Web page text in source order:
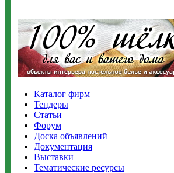
Каталог фирм
Тендеры
Статьи
Форум
Доска объявлений
Документация
Выставки
Тематические ресурсы